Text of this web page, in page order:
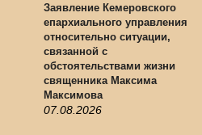
Заявление Кемеровского
епархиального управления
относительно ситуации,
связанной с
обстоятельствами жизни
священника Максима
Максимова
07.08.2026